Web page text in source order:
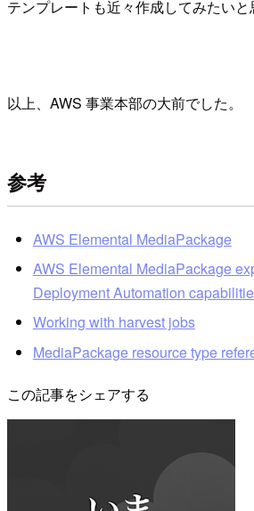
テンプレートも近々作成してみたいと
以上、AWS 事業本部の大前でした。
参考
AWS Elemental MediaPackage
AWS Elemental MediaPackage
Deployment Automation
Working with harvest jobs
MediaPackage resource type
この記事をシェアする